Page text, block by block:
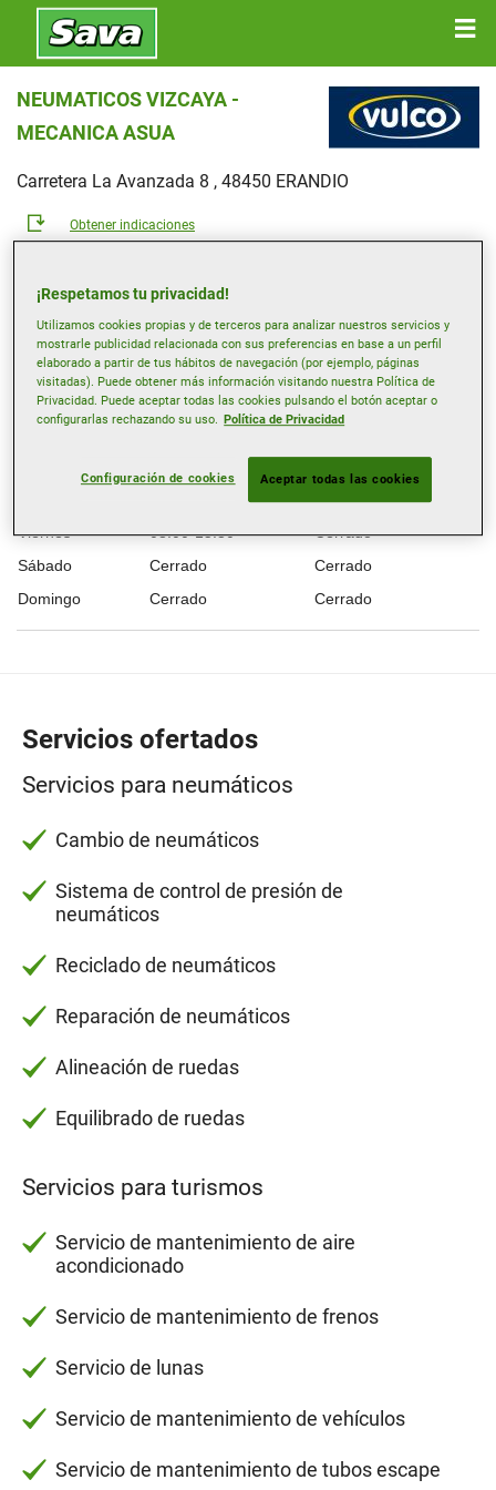
NEUMATICOS VIZCAYA -
MECANICA ASUA
Carretera La Avanzada 8 , 48450 ERANDIO
Obtener indicaciones
Ver número de teléfono
neumaticosvizcaya@vulco.es
Horario de apertura
Lunes 08:00-13:00
15:00-18:00
08:00-13:00
15:00-18:00
15:00-18:00
Viernes
08:00-15:30
Cerrado
Sábado
Cerrado
Cerrado
Domingo
Cerrado Cerrado
Servicios ofertados
Servicios para neumáticos
Cambio de neumáticos
Sistema de control de presión de
neumáticos
Reciclado de neumáticos
Reparación de neumáticos
Alineación de ruedas
Equilibrado de ruedas
Servicios para turismos
Servicio de mantenimiento de aire
acondicionado
Servicio de mantenimiento de frenos
Servicio de lunas
Servicio de mantenimiento de vehículos
Servicio de mantenimiento de tubos escape
¡Respetamos tu privacidad!
Utilizamos cookies propias y de terceros para analizar nuestros servicios y
mostrarle publicidad relacionada con sus preferencias en base a un perfil
elaborado a partir de tus hábitos de navegación (por ejemplo, páginas
visitadas). Puede obtener más información visitando nuestra Política de
Privacidad. Puede aceptar todas las cookies pulsando el botón aceptar o
configurarlas rechazando su uso. Política de Privacidad
Configuración de cookies Aceptar todas las cookies